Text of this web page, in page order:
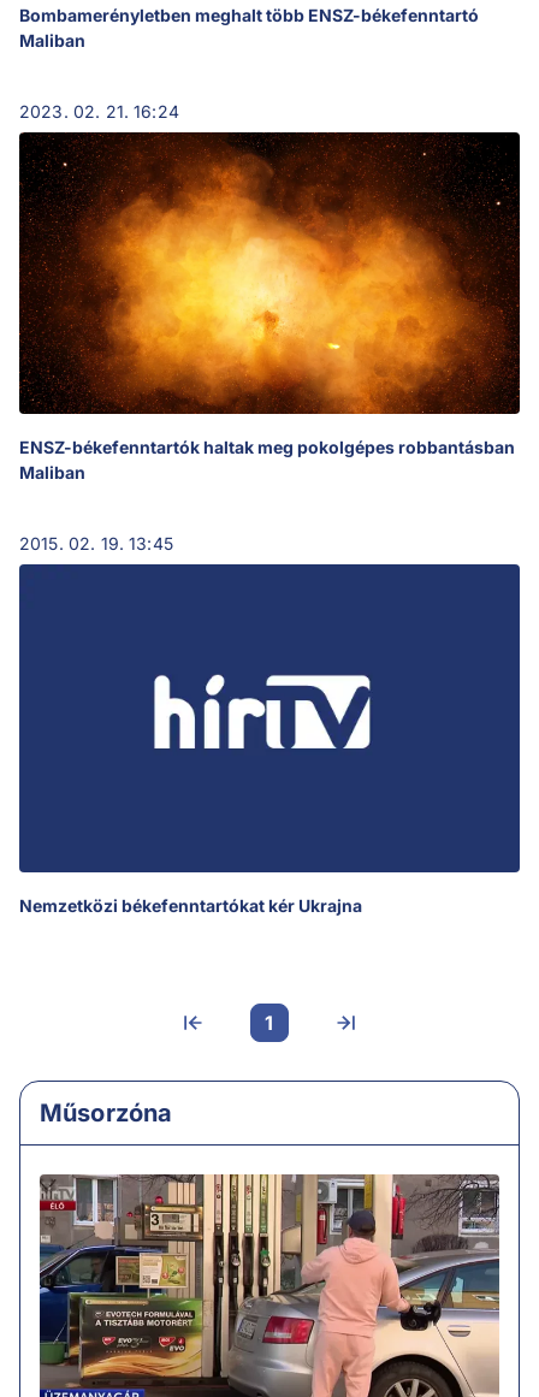
Bombamerényletben meghalt több ENSZ-békefenntartó
Maliban
2023. 02. 21. 16:24
ENSZ-békefenntartók haltak meg pokolgépes robbantásban
Maliban
2015. 02. 19. 13:45
Nemzetközi békefenntartókat kér Ukrajna
1
Műsorzóna